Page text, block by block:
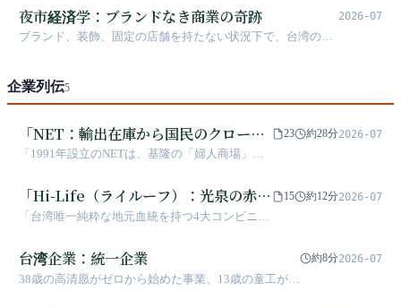
た大博打があった。
万社の中小企業であり、その中には世界のニッチ市
場を掌握する隠れたチャンピオンが多数存在する。
1960年代に職人がガレージで起業したところから、
夜市経済学：ブランドなき商業の奇跡
ブランド、装飾、固定の店舗を持たない状況下で、台湾の夜
2026-07
企業列伝5
「NET：輸出在庫から国民のクローゼ
ットへ、この最も神秘的な地元アパレ
「1991年設立のNETは、基隆の「婦人商場」の
の競争の中で30年間存続してきました。同社は
全台湾で最も多くの店舗を持つ地元アパレルブ
ランドであるだけでなく、15年間にわたる「館
いにより、台湾の人々にとって最も温かい商業
的な伝説となっています。」
23 約28分2026-07
「Hi-Life（ライルーフ）：光泉の赤か
ら聯邦の緑へ、台湾「コンビニエンス
「台湾唯一純粋な地元血統を持つ4大コンビニエ
FamilyMartとの熾烈な競争の中で、「年越し食
品（お正月向け商品）」の先駆性と「デジタル
変革」によって自己を確立してきました。2023
15 約12分2026-07
台湾企業：統一企業
38歳の高清愿がゼロから始めた事業、13歳の童工がい
約8分2026-07